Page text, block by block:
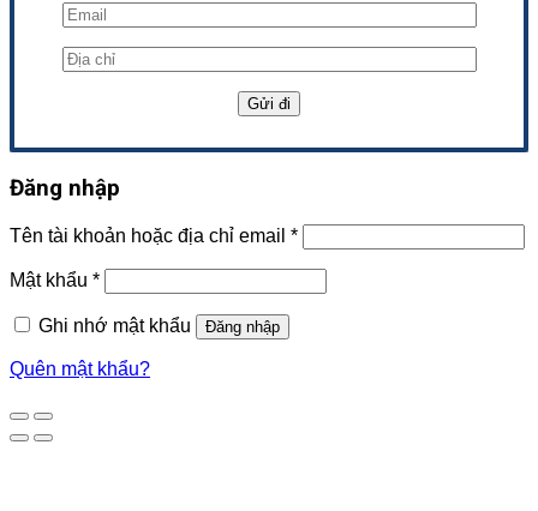
Đăng nhập
Tên tài khoản hoặc địa chỉ email *
Mật khẩu *
Ghi nhớ mật khẩu Đăng nhập
Quên mật khẩu?